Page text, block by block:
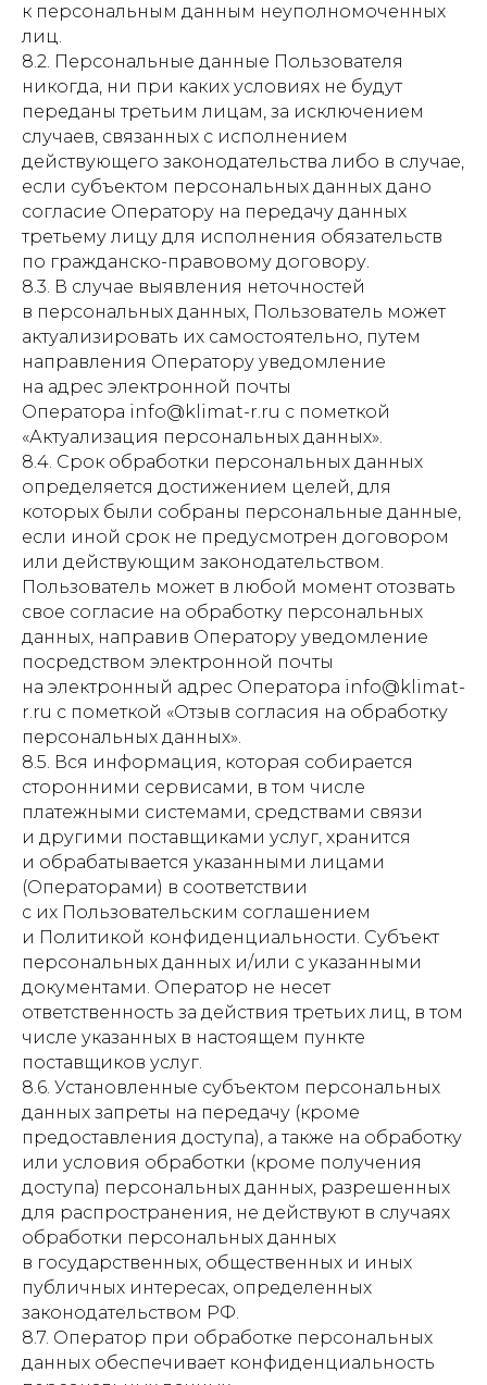
к персональным данным неуполномоченных
лиц.
8.2. Персональные данные Пользователя
никогда, ни при каких условиях не будут
переданы третьим лицам, за исключением
случаев, связанных с исполнением
действующего законодательства либо в случае,
если субъектом персональных данных дано
согласие Оператору на передачу данных
третьему лицу для исполнения обязательств
по гражданско-правовому договору.
8.3. В случае выявления неточностей
в персональных данных, Пользователь может
актуализировать их самостоятельно, путем
направления Оператору уведомление
на адрес электронной почты
Оператора info@klimat-r.ru с пометкой
«Актуализация персональных данных».
8.4. Срок обработки персональных данных
определяется достижением целей, для
которых были собраны персональные данные,
если иной срок не предусмотрен договором
или действующим законодательством.
Пользователь может в любой момент отозвать
свое согласие на обработку персональных
данных, направив Оператору уведомление
посредством электронной почты
на электронный адрес Оператора info@klimat-
r.ru с пометкой «Отзыв согласия на обработку
персональных данных».
8.5. Вся информация, которая собирается
сторонними сервисами, в том числе
платежными системами, средствами связи
и другими поставщиками услуг, хранится
и обрабатывается указанными лицами
(Операторами) в соответствии
с их Пользовательским соглашением
и Политикой конфиденциальности. Субъект
персональных данных и/или с указанными
документами. Оператор не несет
ответственность за действия третьих лиц, в том
числе указанных в настоящем пункте
поставщиков услуг.
8.6. Установленные субъектом персональных
данных запреты на передачу (кроме
предоставления доступа), а также на обработку
или условия обработки (кроме получения
доступа) персональных данных, разрешенных
для распространения, не действуют в случаях
обработки персональных данных
в государственных, общественных и иных
публичных интересах, определенных
законодательством РФ.
8.7. Оператор при обработке персональных
данных обеспечивает конфиденциальность
ИНН: 7806580896
КПП: 780601001
ОГРН: 1217800000868
Согласие на обработку персональных данных
Политика обработки персональных данных
Политика конфиденциальности
В торговых центрах
В розничных магазинах
В отелях и гостиницах
В серверных
В медицинских учреждениях
В компьютерных клубах
В образовательных учреждениях
В фитнес-центрах
В лабораториях
Вентиляция и кондиционирование в здании
Вентиляция в здании
В цехах под ключ
В компьютерных клубах под ключ
В бизнес-центрах под ключ
В архивах под ключ
В спортзалах под ключ
В кафе под ключ
В ресторанах под ключ
В офисах под ключ
В салонах красоты под ключ
На производстве под ключ
В аптеках под ключ
В серверных под ключ
В лабораториях под ключ
Система вентиляции в здании
Приточно вытяжная вентиляция в здании
Вентиляция
ООО «Климатические Решения»
Установка бризеров
и рекуператоров
Разработка сайта —